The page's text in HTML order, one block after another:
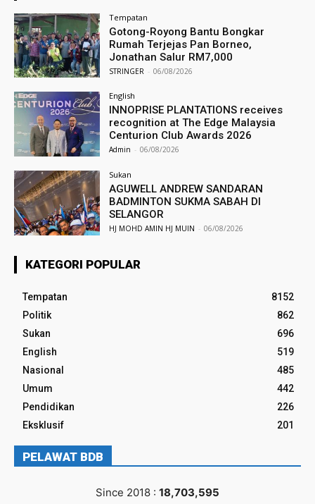
Tempatan
Gotong-Royong Bantu Bongkar
Rumah Terjejas Pan Borneo,
Jonathan Salur RM7,000
STRINGER - 06/08/2026
English
INNOPRISE PLANTATIONS receives
recognition at The Edge Malaysia
Centurion Club Awards 2026
Admin - 06/08/2026
Sukan
AGUWELL ANDREW SANDARAN
BADMINTON SUKMA SABAH DI
SELANGOR
HJ MOHD AMIN HJ MUIN - 06/08/2026
KATEGORI POPULAR
Tempatan
8152
Politik
862
Sukan
696
English
519
Nasional
485
Umum
442
Pendidikan
226
Eksklusif
201
PELAWAT BDB
Since 2018 : 18,703,595